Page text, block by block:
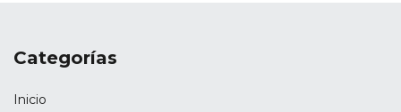
Categorías
Inicio